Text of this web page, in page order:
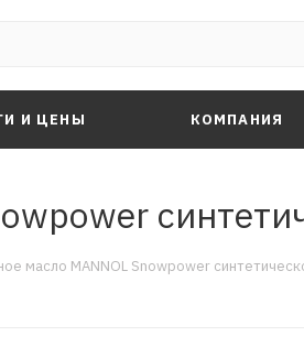
И ЦЕНЫ КОМПАНИЯ
масло MANNOL Snowpower